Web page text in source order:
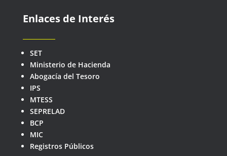
Enlaces de Interés
SET
Ministerio de Hacienda
Abogacía del Tesoro
IPS
MTESS
SEPRELAD
BCP
MIC
Registros Públicos